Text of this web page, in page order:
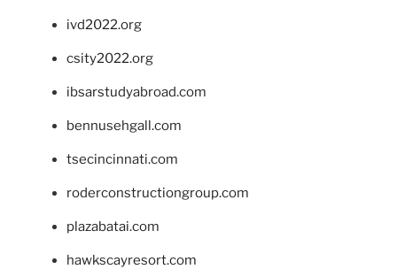
ivd2022.org
csity2022.org
ibsarstudyabroad.com
bennusehgall.com
tsecincinnati.com
roderconstructiongroup.com
plazabatai.com
hawkscayresort.com